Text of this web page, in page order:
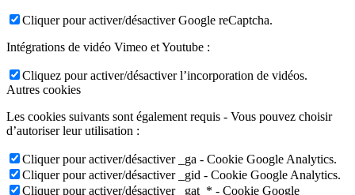
Cliquer pour activer/désactiver Google reCaptcha.
Intégrations de vidéo Vimeo et Youtube :
Cliquez pour activer/désactiver l’incorporation de vidéos.
Autres cookies
Les cookies suivants sont également requis - Vous pouvez choisir
d’autoriser leur utilisation :
Cliquer pour activer/désactiver _ga - Cookie Google Analytics.
Cliquer pour activer/désactiver _gid - Cookie Google Analytics.
Cliquer pour activer/désactiver _gat_* - Cookie Google